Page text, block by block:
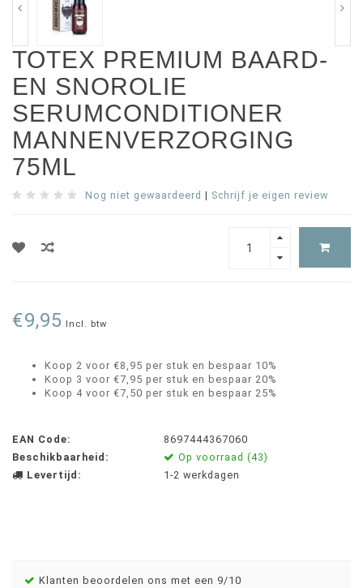
TOTEX PREMIUM BAARD-
EN SNOROLIE
SERUMCONDITIONER
MANNENVERZORGING
75ML
Nog niet gewaardeerd | Schrijf je eigen review
€9,95 Incl. btw
Koop 2 voor €8,95 per stuk en bespaar 10%
Koop 3 voor €7,95 per stuk en bespaar 20%
Koop 4 voor €7,50 per stuk en bespaar 25%
EAN Code:
8697444367060
Beschikbaarheid:
Op voorraad (43)
Levertijd:
1-2 werkdagen
Klanten beoordelen ons met een 9/10